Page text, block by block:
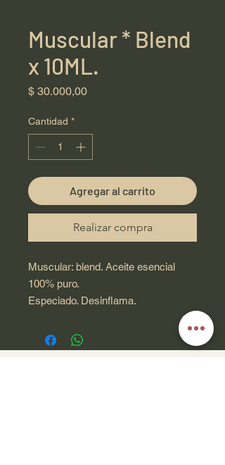
Muscular * Blend
x 10ML.
$ 30.000,00Precio
Cantidad *
Agregar al carrito
Realizar compra
Muscular: blend. Aceite esencial
100% puro.
Especiado. Desinflama.